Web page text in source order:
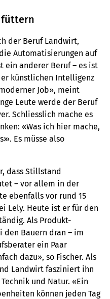
füttern
der Beruf Landwirt,
Automatisierungen auf
ein anderer Beruf – es ist
künstlichen Intelligenz
Job», meint
Leute werde der Beruf
Schliesslich mache es
«Was ich hier mache,
Es müsse also
dass Stillstand
– vor allem in der
ebenfalls vor rund 15
Lely. Heute ist er für den
Als Produkt-
den Bauern dran – im
ein Paar
dazu», so Fischer. Als
Landwirt fasziniert ihn
und Natur. «Ein
können jeden Tag